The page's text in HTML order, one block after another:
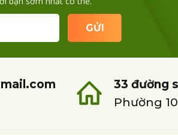
33 đường
Phường